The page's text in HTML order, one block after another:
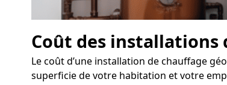
Coût des
Le coût d’une installation de chauffage
superficie de votre habitation et votre